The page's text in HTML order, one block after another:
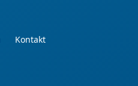
Kontakt